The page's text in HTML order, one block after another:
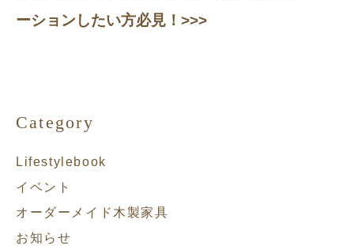
ーションしたい方必見！>>>
Category
Lifestylebook
イベント
オーダーメイド木製家具
お知らせ